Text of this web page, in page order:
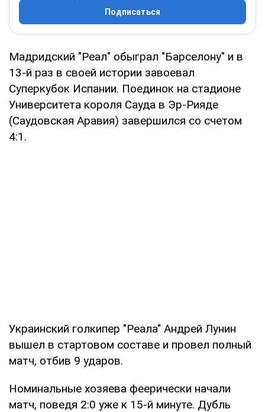
Подписаться
Мадридский "Реал" обыграл "Барселону" и в
13-й раз в своей истории завоевал
Суперкубок Испании. Поединок на стадионе
Университета короля Сауда в Эр-Рияде
(Саудовская Аравия) завершился со счетом
4:1.
Украинский голкипер "Реала" Андрей Лунин
вышел в стартовом составе и провел полный
матч, отбив 9 ударов.
Номинальные хозяева феерически начали
матч, поведя 2:0 уже к 15-й минуте. Дубль